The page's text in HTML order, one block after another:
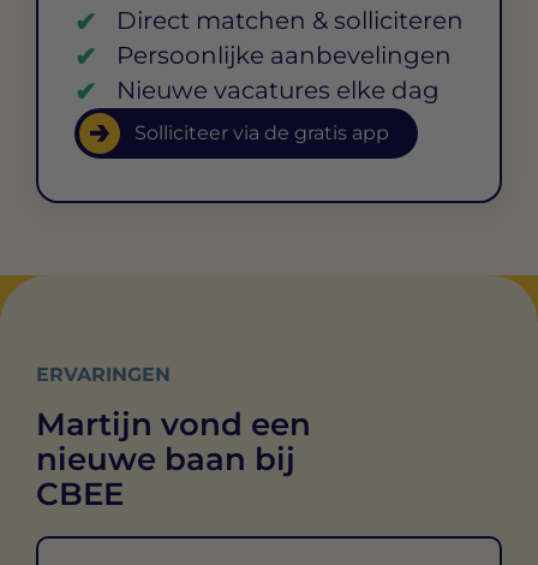
Direct matchen & solliciteren
Persoonlijke aanbevelingen
Nieuwe vacatures elke dag
Solliciteer via de gratis app
ERVARINGEN
Martijn vond een
nieuwe baan bij
CBEE